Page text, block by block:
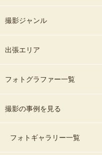
撮影ジャンル
出張エリア
フォトグラファー一覧
撮影の事例を見る
フォトギャラリー一覧